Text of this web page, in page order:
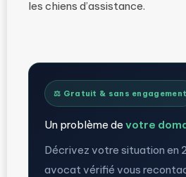
les chiens d’assistance.
⚖️ Gratuit & sans engagement
Un problème de votre
Décrivez votre situation en
avocat vérifié vous